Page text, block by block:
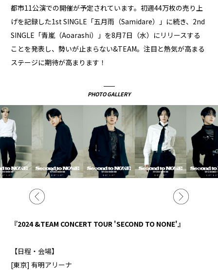
都市11公演での開催が予定されています。初週44万枚の売り上
げを記録した1st SINGLE「五月雨（Samidare）」に続き、2nd
SINGLE「青嵐（Aoarashi）」を8月7日（水）にリリースする
ことを発表し、勢いが止まらない&TEAM。注目と熱気が高まる
ステージに期待が高まります！
PHOTO GALLERY
『2024 &TEAM CONCERT TOUR 'SECOND TO NONE'』
【日程・会場】
[東京] 有明アリーナ